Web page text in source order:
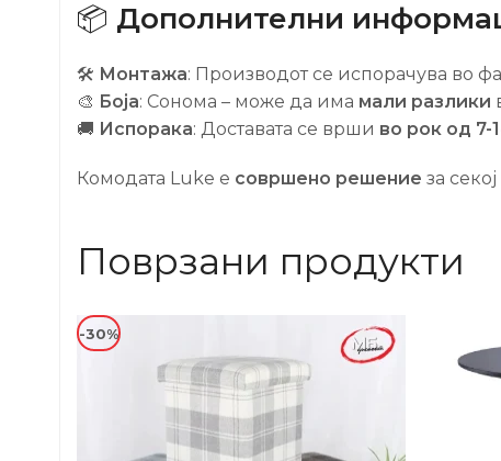
📦 Дополнителни
🛠 Монтажа: Производот се испорачува во
🎨 Боја: Сонома – може да има мали разлики
🚚 Испорака: Доставата се врши во рок од 7-
Комодата Luke е совршено решение за
Поврзани продукти
-30%